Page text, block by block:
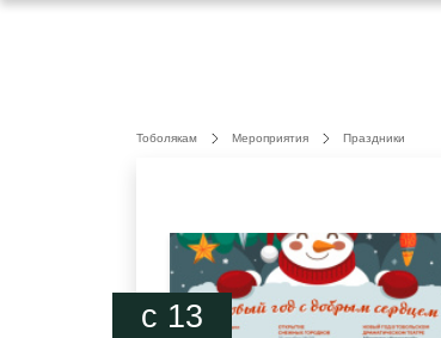
Тоболякам Мероприятия Праздники
c 13